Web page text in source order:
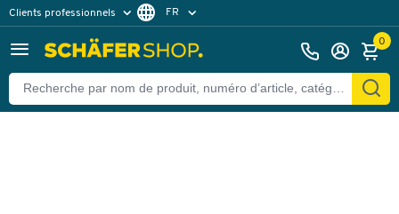
Clients professionnels
Clients particuliers
FR
0
Retour